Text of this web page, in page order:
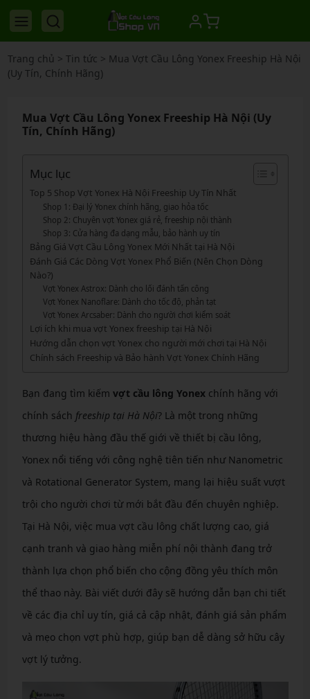
Trang chủ > Tin tức > Mua Vợt Cầu Lông Yonex Freeship Hà Nội
(Uy Tín, Chính Hãng)
Mua Vợt Cầu Lông Yonex Freeship Hà Nội (Uy
Tín, Chính Hãng)
Mục lục
Top 5 Shop Vợt Yonex Hà Nội Freeship Uy Tín Nhất
Shop 1: Đại lý Yonex chính hãng, giao hỏa tốc
Shop 2: Chuyên vợt Yonex giá rẻ, freeship nội thành
Shop 3: Cửa hàng đa dạng mẫu, bảo hành uy tín
Bảng Giá Vợt Cầu Lông Yonex Mới Nhất tại Hà Nội
Đánh Giá Các Dòng Vợt Yonex Phổ Biến (Nên Chọn Dòng
Nào?)
Vợt Yonex Astrox: Dành cho lối đánh tấn công
Vợt Yonex Nanoflare: Dành cho tốc độ, phản tạt
Vợt Yonex Arcsaber: Dành cho người chơi kiểm soát
Lợi ích khi mua vợt Yonex freeship tại Hà Nội
Hướng dẫn chọn vợt Yonex cho người mới chơi tại Hà Nội
Chính sách Freeship và Bảo hành Vợt Yonex Chính Hãng
Bạn đang tìm kiếm vợt cầu lông Yonexchính hãng với
chính sách freeship tại Hà Nội? Là một trong những
thương hiệu hàng đầu thế giới về thiết bị cầu lông,
Yonex nổi tiếng với công nghệ tiên tiến như Nanometric
và Rotational Generator System, mang lại hiệu suất vượt
trội cho người chơi từ mới bắt đầu đến chuyên nghiệp.
Tại Hà Nội, việc mua vợt cầu lông chất lượng cao, giá
cạnh tranh và giao hàng miễn phí nội thành đang trở
thành lựa chọn phổ biến cho cộng đồng yêu thích môn
thể thao này. Bài viết dưới đây sẽ hướng dẫn bạn chi tiết
về các địa chỉ uy tín, giá cả cập nhật, đánh giá sản phẩm
và mẹo chọn vợt phù hợp, giúp bạn dễ dàng sở hữu cây
vợt lý tưởng.